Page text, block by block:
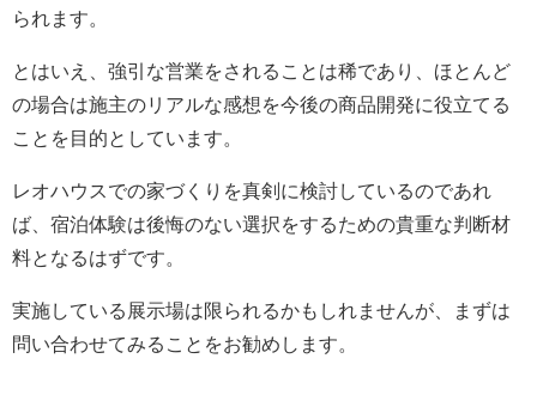
られます。
とはいえ、強引な営業をされることは稀であり、ほとんど
の場合は施主のリアルな感想を今後の商品開発に役立てる
ことを目的としています。
レオハウスでの家づくりを真剣に検討しているのであれ
ば、宿泊体験は後悔のない選択をするための貴重な判断材
料となるはずです。
実施している展示場は限られるかもしれませんが、まずは
問い合わせてみることをお勧めします。